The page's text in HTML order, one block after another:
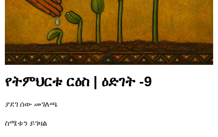
የትምህርቱ ርዕስ | ዕድገት -9
ያደገ ሰው መገለጫ
ስሜቱን ይገዛል